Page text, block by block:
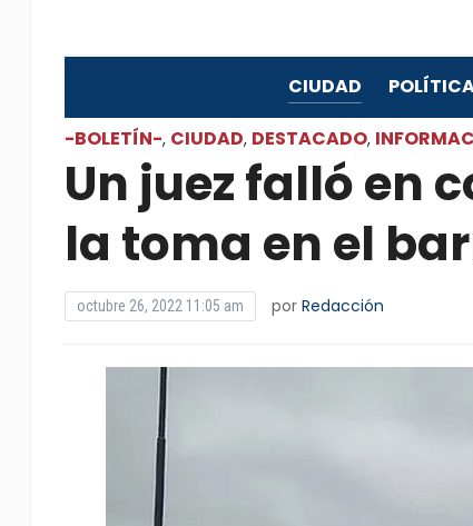
CIUDAD
-BOLETÍN-, CIUDAD, DESTACADO,
Un juez falló en
la toma en el
octubre 26, 2022 11:05 am por Redacción